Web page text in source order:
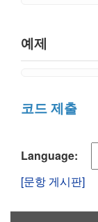
예제
코드 제출
Language:
[문항 게시판]